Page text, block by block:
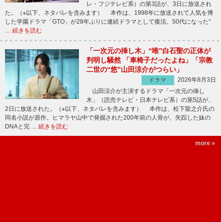
レ・フジテレビ系）の第3話が、3日に放送され
た。（※以下、ネタバレを含みます） 本作は、1998年に放送されて人気を博
した学園ドラマ「GTO」が28年ぶりに連続ドラマとして復活。50代になった“
… 続きを読む
「一次元の挿し木」“唯”白石聖の正体が
判明し騒然 「車椅子だったよね」「宗教
二世の“悠”山田涼介がつらい」
ドラマ
2026年8月3日
山田涼介が主演するドラマ「一次元の挿し
木」（読売テレビ・日本テレビ系）の第5話が、
2日に放送された。（※以下、ネタバレを含みます） 本作は、松下龍之介氏の
同名小説が原作。ヒマラヤ山中で発掘された200年前の人骨が、失踪した妹の
DNAと完 … 続きを読む
more »